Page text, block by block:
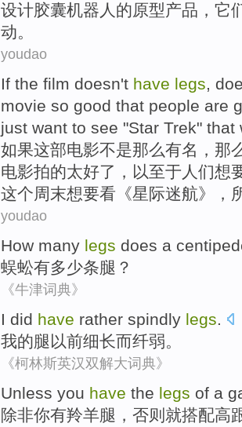
设计胶囊机器人 的原型产品，它
动。
youdao
If the film doesn't have legs,
movie so good that people are
just want to see "Star Trek" that
如果这部电影不是那么有名，那
电影拍的太好了， 以至于 人们想
这个周末想要看 《星际迷航》，
youdao
How many legs does a
蜈蚣有多少条腿 ？
《牛津词典》
I did have rather spindly legs.
我的腿 以前细长而纤弱。
《柯林斯英汉双解大词典》
Unless you have the legs of a
除非你有羚羊腿 ，否则 就搭配高